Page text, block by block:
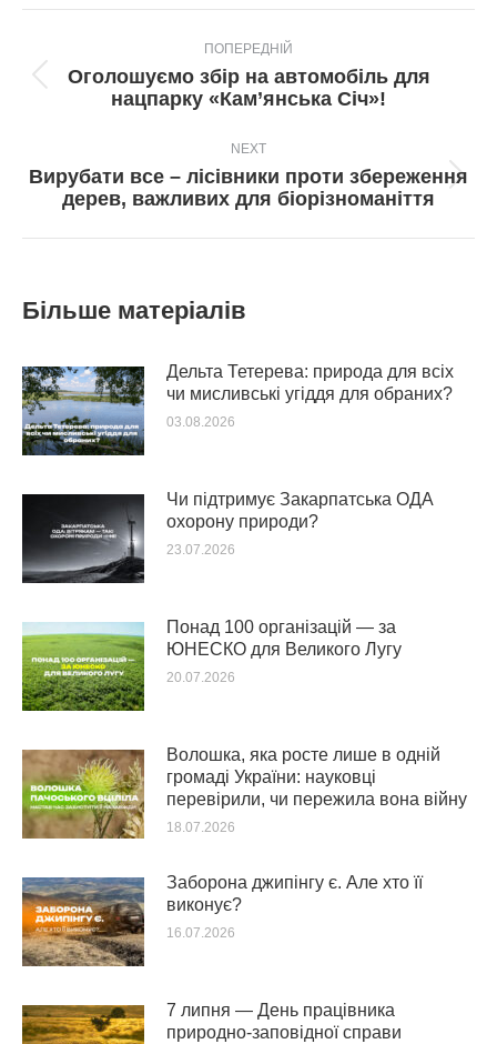
navigation
ПОПЕРЕДНІЙ
Попередній
пост:
Оголошуємо збір на автомобіль для
нацпарку «Кам’янська Січ»!
NEXT
Next
post:
Вирубати все – лісівники проти збереження
дерев, важливих для біорізноманіття
Більше матеріалів
Дельта Тетерева: природа для всіх
чи мисливські угіддя для обраних?
03.08.2026
Чи підтримує Закарпатська ОДА
охорону природи?
23.07.2026
Понад 100 організацій — за
ЮНЕСКО для Великого Лугу
20.07.2026
Волошка, яка росте лише в одній
громаді України: науковці
перевірили, чи пережила вона війну
18.07.2026
Заборона джипінгу є. Але хто її
виконує?
16.07.2026
7 липня — День працівника
природно-заповідної справи